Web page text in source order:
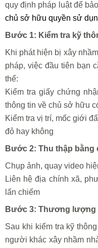
quy định pháp luật để
chủ sở hữu quyền sử
Bước 1: Kiểm tra kỹ
Khi phát hiện bị xây
pháp, việc đầu tiên bạn
thể:
Kiểm tra giấy chứng
thông tin về chủ sở hữu
Kiểm tra vị trí, mốc giới
đỏ hay không
Bước 2: Thu thập bằng
Chụp ảnh, quay video
Liên hệ địa chính xã,
lấn chiếm
Bước 3: Thương lượng
Sau khi kiểm tra kỹ
người khác xây nhầm